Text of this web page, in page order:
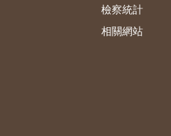
檢察統計
相關網站